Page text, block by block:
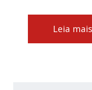
Leia mais